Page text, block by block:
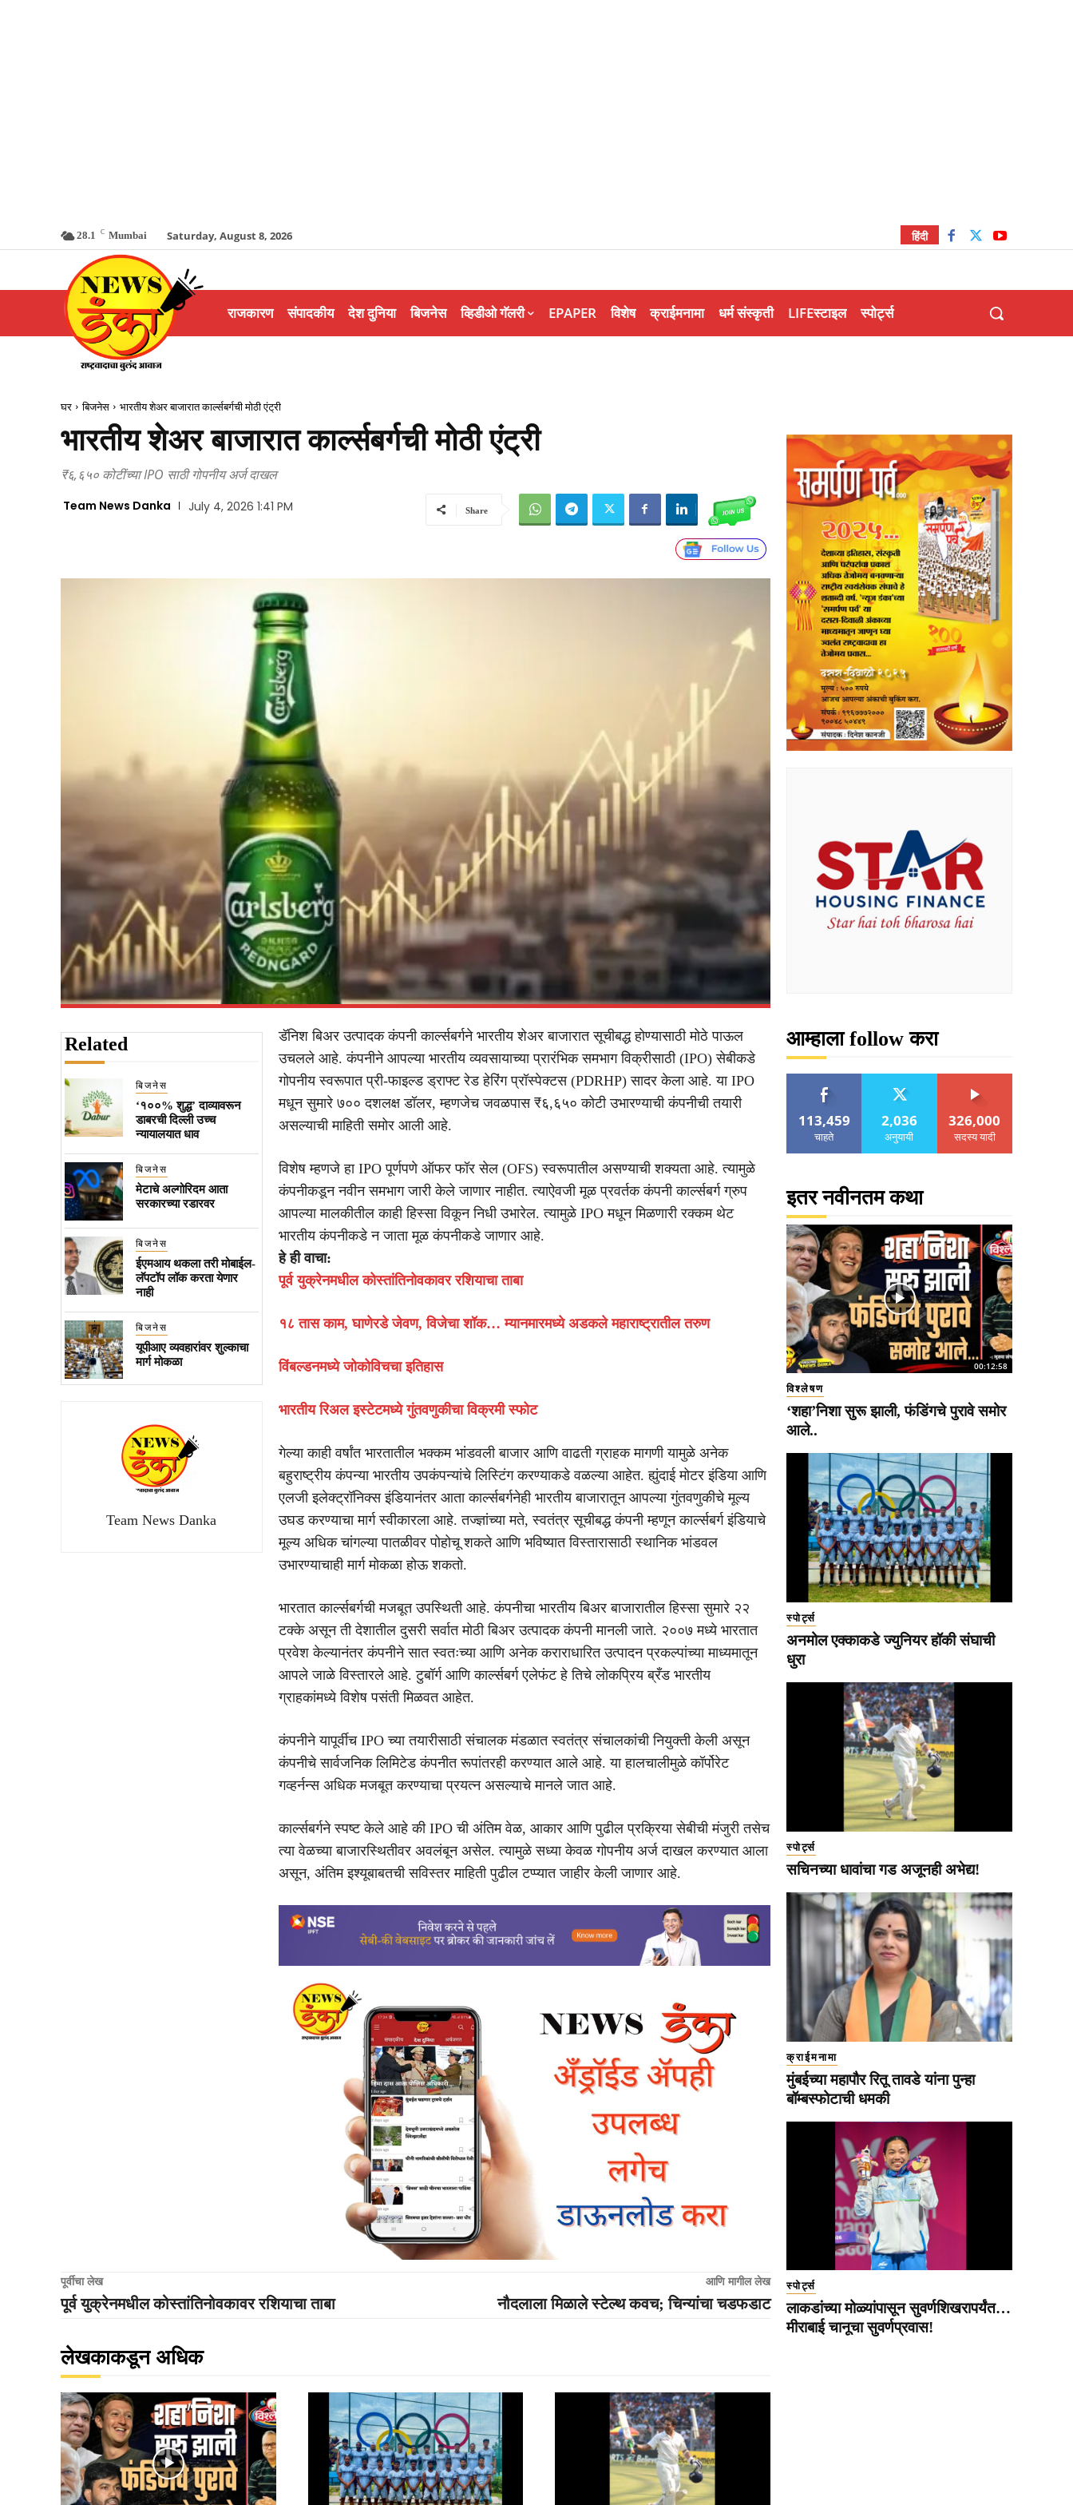
28.1 C Mumbai Saturday, August 8, 2026 हिंदी
राजकारण संपादकीय देश दुनिया बिजनेस व्हिडीओ गॅलरी EPAPER विशेष क्राईमनामा धर्म संस्कृती LIFEस्टाइल स्पोर्ट्स
घर बिजनेस भारतीय शेअर बाजारात कार्ल्सबर्गची मोठी एंट्री
भारतीय शेअर बाजारात कार्ल्सबर्गची मोठी एंट्री
₹६,६५० कोटींच्या IPO साठी गोपनीय अर्ज दाखल
Team News Danka July 4, 2026 1:41 PM Share
Related
बिजनेस
‘१००% शुद्ध’ दाव्यावरून
डाबरची दिल्ली उच्च
न्यायालयात धाव
बिजनेस
मेटाचे अल्गोरिदम आता
सरकारच्या रडारवर
बिजनेस
ईएमआय थकला तरी मोबाईल-
लॅपटॉप लॉक करता येणार
नाही
बिजनेस
यूपीआए व्यवहारांवर शुल्काचा
मार्ग मोकळा
Team News Danka
डॅनिश बिअर उत्पादक कंपनी कार्ल्सबर्गने भारतीय शेअर बाजारात सूचीबद्ध होण्यासाठी मोठे पाऊल
उचलले आहे. कंपनीने आपल्या भारतीय व्यवसायाच्या प्रारंभिक समभाग विक्रीसाठी (IPO) सेबीकडे
गोपनीय स्वरूपात प्री-फाइल्ड ड्राफ्ट रेड हेरिंग प्रॉस्पेक्टस (PDRHP) सादर केला आहे. या IPO
मधून सुमारे ७०० दशलक्ष डॉलर, म्हणजेच जवळपास ₹६,६५० कोटी उभारण्याची कंपनीची तयारी
असल्याची माहिती समोर आली आहे.
विशेष म्हणजे हा IPO पूर्णपणे ऑफर फॉर सेल (OFS) स्वरूपातील असण्याची शक्यता आहे. त्यामुळे
कंपनीकडून नवीन समभाग जारी केले जाणार नाहीत. त्याऐवजी मूळ प्रवर्तक कंपनी कार्ल्सबर्ग ग्रुप
आपल्या मालकीतील काही हिस्सा विकून निधी उभारेल. त्यामुळे IPO मधून मिळणारी रक्कम थेट
भारतीय कंपनीकडे न जाता मूळ कंपनीकडे जाणार आहे.
हे ही वाचा:
पूर्व युक्रेनमधील कोस्तांतिनोवकावर रशियाचा ताबा
१८ तास काम, घाणेरडे जेवण, विजेचा शॉक… म्यानमारमध्ये अडकले महाराष्ट्रातील तरुण
विंबल्डनमध्ये जोकोविचचा इतिहास
भारतीय रिअल इस्टेटमध्ये गुंतवणुकीचा विक्रमी स्फोट
गेल्या काही वर्षांत भारतातील भक्कम भांडवली बाजार आणि वाढती ग्राहक मागणी यामुळे अनेक
बहुराष्ट्रीय कंपन्या भारतीय उपकंपन्यांचे लिस्टिंग करण्याकडे वळल्या आहेत. ह्युंदाई मोटर इंडिया आणि
एलजी इलेक्ट्रॉनिक्स इंडियानंतर आता कार्ल्सबर्गनेही भारतीय बाजारातून आपल्या गुंतवणुकीचे मूल्य
उघड करण्याचा मार्ग स्वीकारला आहे. तज्ज्ञांच्या मते, स्वतंत्र सूचीबद्ध कंपनी म्हणून कार्ल्सबर्ग इंडियाचे
मूल्य अधिक चांगल्या पातळीवर पोहोचू शकते आणि भविष्यात विस्तारासाठी स्थानिक भांडवल
उभारण्याचाही मार्ग मोकळा होऊ शकतो.
भारतात कार्ल्सबर्गची मजबूत उपस्थिती आहे. कंपनीचा भारतीय बिअर बाजारातील हिस्सा सुमारे २२
टक्के असून ती देशातील दुसरी सर्वात मोठी बिअर उत्पादक कंपनी मानली जाते. २००७ मध्ये भारतात
प्रवेश केल्यानंतर कंपनीने सात स्वतःच्या आणि अनेक कराराधारित उत्पादन प्रकल्पांच्या माध्यमातून
आपले जाळे विस्तारले आहे. टुबॉर्ग आणि कार्ल्सबर्ग एलेफंट हे तिचे लोकप्रिय ब्रँड भारतीय
ग्राहकांमध्ये विशेष पसंती मिळवत आहेत.
कंपनीने यापूर्वीच IPO च्या तयारीसाठी संचालक मंडळात स्वतंत्र संचालकांची नियुक्ती केली असून
कंपनीचे सार्वजनिक लिमिटेड कंपनीत रूपांतरही करण्यात आले आहे. या हालचालीमुळे कॉर्पोरेट
गव्हर्नन्स अधिक मजबूत करण्याचा प्रयत्न असल्याचे मानले जात आहे.
कार्ल्सबर्गने स्पष्ट केले आहे की IPO ची अंतिम वेळ, आकार आणि पुढील प्रक्रिया सेबीची मंजुरी तसेच
त्या वेळच्या बाजारस्थितीवर अवलंबून असेल. त्यामुळे सध्या केवळ गोपनीय अर्ज दाखल करण्यात आला
असून, अंतिम इश्यूबाबतची सविस्तर माहिती पुढील टप्प्यात जाहीर केली जाणार आहे.
पूर्वीचा लेख
पूर्व युक्रेनमधील कोस्तांतिनोवकावर रशियाचा ताबा
आणि मागील लेख
नौदलाला मिळाले स्टेल्थ कवच; चिन्यांचा चडफडाट
लेखकाकडून अधिक
आम्हाला follow करा
113,459
चाहते
2,036
अनुयायी
326,000
सदस्य यादी
इतर नवीनतम कथा
00:12:58
विश्लेषण
‘शहा’निशा सुरू झाली, फंडिंगचे पुरावे समोर
आले..
स्पोर्ट्स
अनमोल एक्काकडे ज्युनियर हॉकी संघाची
धुरा
स्पोर्ट्स
सचिनच्या धावांचा गड अजूनही अभेद्य!
क्राईमनामा
मुंबईच्या महापौर रितू तावडे यांना पुन्हा
बॉम्बस्फोटाची धमकी
स्पोर्ट्स
लाकडांच्या मोळ्यांपासून सुवर्णशिखरापर्यंत…
मीराबाई चानूचा सुवर्णप्रवास!